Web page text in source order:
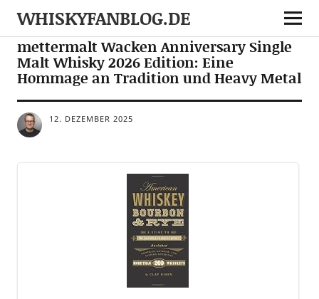
WHISKYFANBLOG.DE
NEWS NOTES
mettermalt Wacken Anniversary Single
Malt Whisky 2026 Edition: Eine
Hommage an Tradition und Heavy Metal
12. DEZEMBER 2025